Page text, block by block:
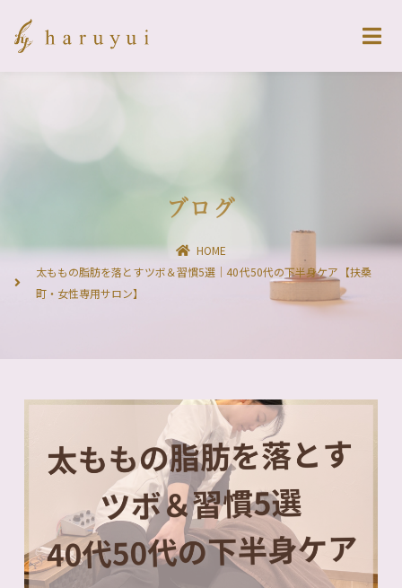
ブログ
HOME
太ももの脂肪を落とすツボ＆習慣5選｜40代50代の下半身ケア【扶桑
町・女性専用サロン】